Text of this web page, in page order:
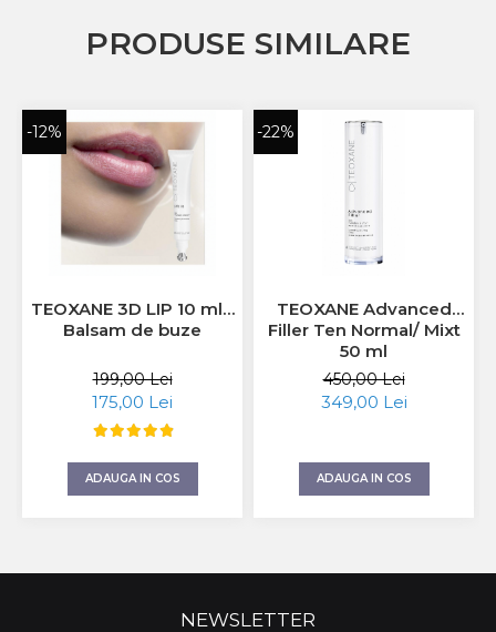
PRODUSE SIMILARE
-12%
TEOXANE 3D LIP 10 ml -
Balsam de buze
199,00 Lei
175,00 Lei
ADAUGA IN COS
-22%
TEOXANE Advanced
Filler Ten Normal/ Mixt
50 ml
450,00 Lei
349,00 Lei
ADAUGA IN COS
NEWSLETTER